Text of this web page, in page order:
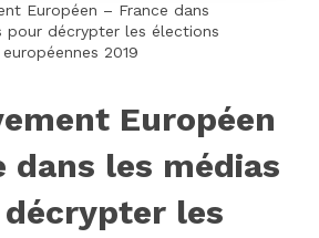
Européen – France dans
pour décrypter les élections
européennes 2019
Européen
dans les médias
les